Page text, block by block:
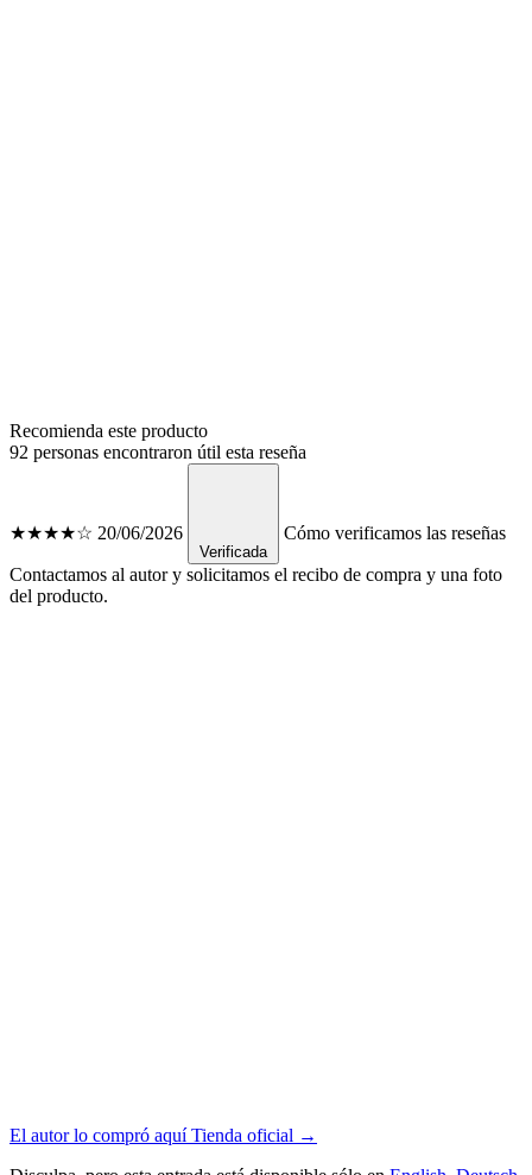
Recomienda este producto
92 personas encontraron útil esta reseña
★★★★☆ 20/06/2026
Verificada
Cómo verificamos las reseñas
Contactamos al autor y solicitamos el recibo de compra y una foto
del producto.
El autor lo compró aquí Tienda oficial →